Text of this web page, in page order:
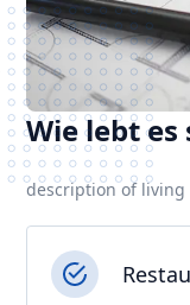
Wie lebt
description of living